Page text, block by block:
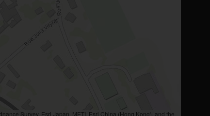
Survey, Esri Japan, METI, Esri China (Hong Kong), and the